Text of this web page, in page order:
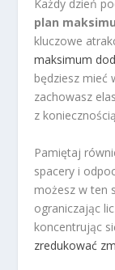
Każdy dzień
plan
kluczowe
maksimum
będziesz mieć
zachowasz
z
Pamiętaj
spacery i
możesz w ten
ograniczając
koncentrując
zredukować